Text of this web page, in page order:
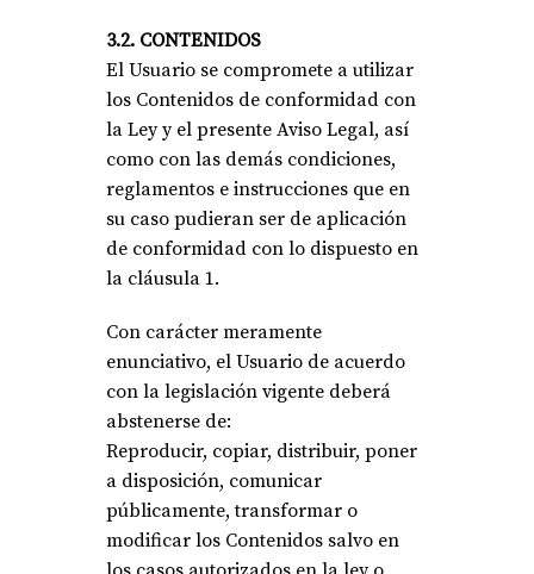
3.2. CONTENIDOS
El Usuario se compromete a utilizar
los Contenidos de conformidad con
la Ley y el presente Aviso Legal, así
como con las demás condiciones,
reglamentos e instrucciones que en
su caso pudieran ser de aplicación
de conformidad con lo dispuesto en
la cláusula 1.
Con carácter meramente
enunciativo, el Usuario de acuerdo
con la legislación vigente deberá
abstenerse de:
Reproducir, copiar, distribuir, poner
a disposición, comunicar
públicamente, transformar o
modificar los Contenidos salvo en